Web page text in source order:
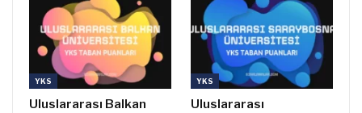
YKS
Uluslararası Balkan
YKS
Uluslararası